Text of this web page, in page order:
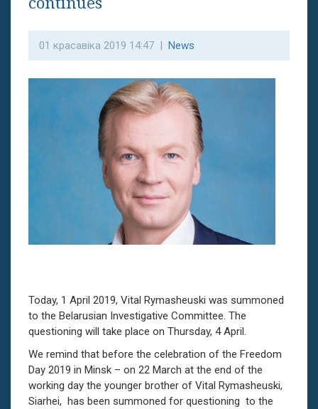
01 красавіка 2019 14:47 | News
Today, 1 April 2019, Vital Rymasheuski was summoned
to the Belarusian Investigative Committee. The
questioning will take place on Thursday, 4 April.
We remind that before the celebration of the Freedom
Day 2019 in Minsk – on 22 March at the end of the
working day the younger brother of Vital Rymasheuski,
Siarhei, has been summoned for questioning to the